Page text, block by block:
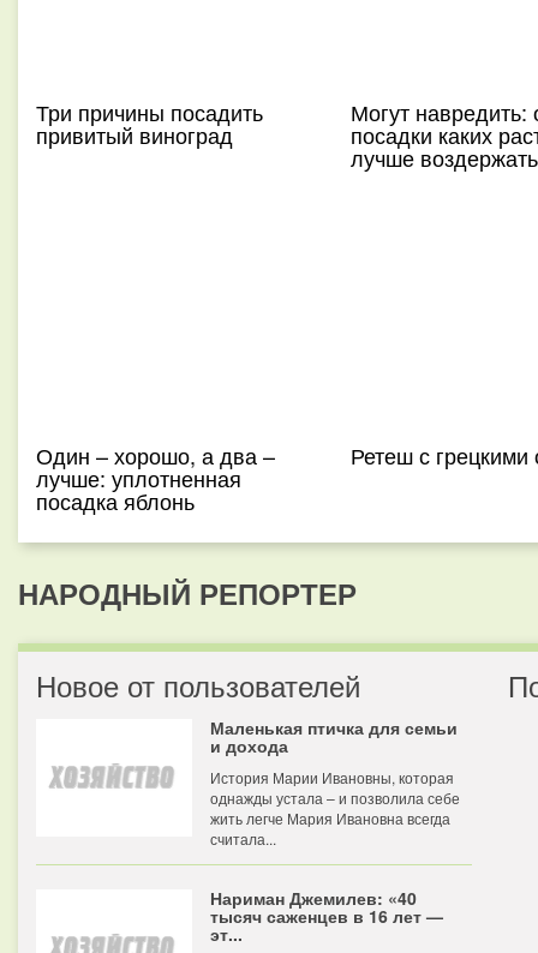
Три причины посадить
привитый виноград
Могут навредить:
посадки каких
лучше
Один – хорошо, а два –
лучше: уплотненная
посадка яблонь
Ретеш с грецкими
НАРОДНЫЙ РЕПОРТЕР
Новое от пользователей
Маленькая птичка для семьи
и дохода
История Марии Ивановны, которая
однажды устала – и позволила себе
жить легче Мария Ивановна всегда
считала...
Нариман Джемилев: «40
тысяч саженцев в 16 лет —
эт...